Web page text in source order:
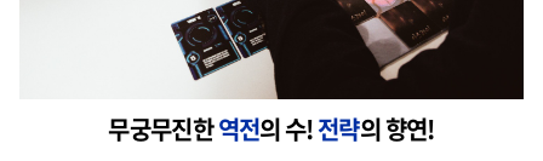
무궁무진한역전의 수!전략의 향연!